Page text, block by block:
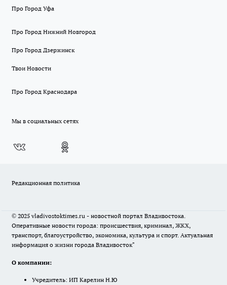
Про Город Уфа
Про Город Нижний Новгород
Про Город Дзержинск
Твои Новости
Про Город Краснодара
Мы в социальных сетях
Редакционная политика
© 2025 vladivostoktimes.ru - новостной портал Владивостока.
Оперативные новости города: происшествия, криминал, ЖКХ,
транспорт, благоустройство, экономика, культура и спорт. Актуальная
информация о жизни города Владивосток"
О компании:
Учредитель: ИП Карелин Н.Ю